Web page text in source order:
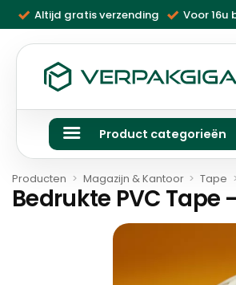
naar
inhoud
Altijd gratis verzending Voor
Product categorieën
Producten > Magazijn & Kantoor > Tape
Bedrukte PVC Tape